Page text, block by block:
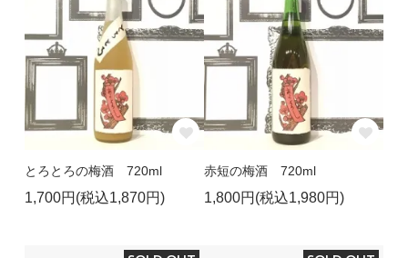
とろとろの梅酒 720ml
1,700円(税込1,870円)
赤短の梅酒 720ml
1,800円(税込1,980円)